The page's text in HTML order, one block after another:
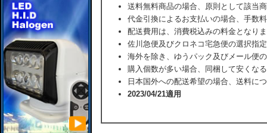
送料無料商品の場合、原則として該当
代金引換によるお支払いの場合、手数
配送費用は、消費税込みの料金となり
佐川急便及びクロネコ宅急便の選択指
海外を除き、ゆうパック及びメール便
購入個数が多い場合、同梱して安くな
日本国外への配送希望の場合、送料に
2023/04/21適用